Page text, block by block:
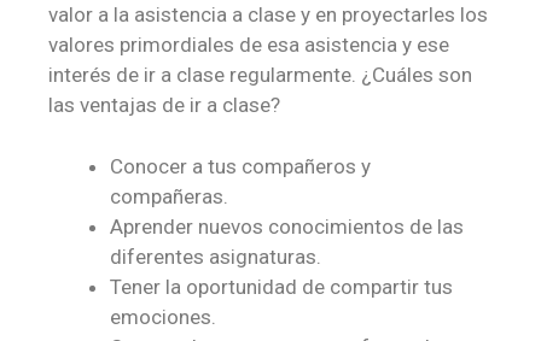
valor a la asistencia a clase y en proyectarles los
valores primordiales de esa asistencia y ese
interés de ir a clase regularmente. ¿Cuáles son
las ventajas de ir a clase?
Conocer a tus compañeros y
compañeras.
Aprender nuevos conocimientos de las
diferentes asignaturas.
Tener la oportunidad de compartir tus
emociones.